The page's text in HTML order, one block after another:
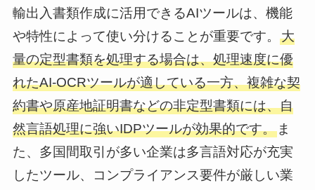
輸出入書類作成に活用できるAIツールは、機能
や特性によって使い分けることが重要です。 大
量の定型書類を処理する場合は、処理速度に優
れたAI-OCRツールが適している一方、複雑な契
約書や原産地証明書などの非定型書類には、自
然言語処理に強いIDPツールが効果的です。ま
た、多国間取引が多い企業は多言語対応が充実
したツール、コンプライアンス要件が厳しい業